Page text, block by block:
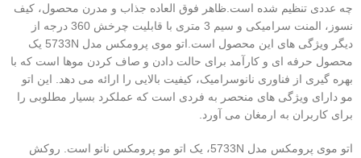
چه عددی تنظیم شده است.ظاهر فوق العاده جذاب و مدرن محصول، کیف
نسوز، المنت سرامیکی و سیم 3 متری با قابلیت چرخش 360 درجه از
دیگر ویژگی های این محصول است.اتو موی پرومکس مدل 5733N یک
محصول حرفه ای و کارآمد برای حالت دادن و صاف کردن موها است که با
بهره گیری از فناوری نانوسرامیک، کیفیت بالایی را ارائه می دهد. این اتو
مو دارای ویژگی های منحصر به فردی است که عملکرد بسیار مطلوبی را
برای کاربران به ارمغان می آورد.
اتو موی پرومکس مدل 5733N، یک اتو مو پرومکس نانو است. روکش